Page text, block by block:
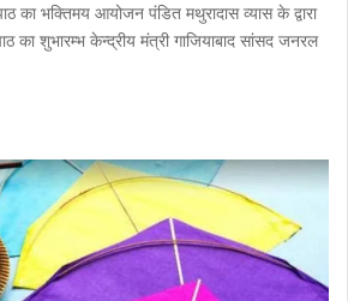
का भक्तिमय आयोजन पंडित मथुरादास व्यास के द्वारा
का शुभारम्भ केन्द्रीय मंत्री गाजियाबाद सांसद जनरल